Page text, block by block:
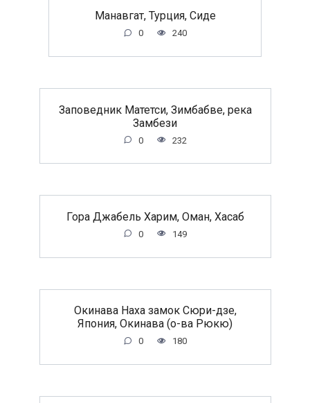
Манавгат, Турция, Сиде
0 240
Заповедник Матетси, Зимбабве, река
Замбези
0 232
Гора Джабель Харим, Оман, Хасаб
0 149
Окинава Наха замок Сюри-дзе,
Япония, Окинава (о-ва Рюкю)
0 180